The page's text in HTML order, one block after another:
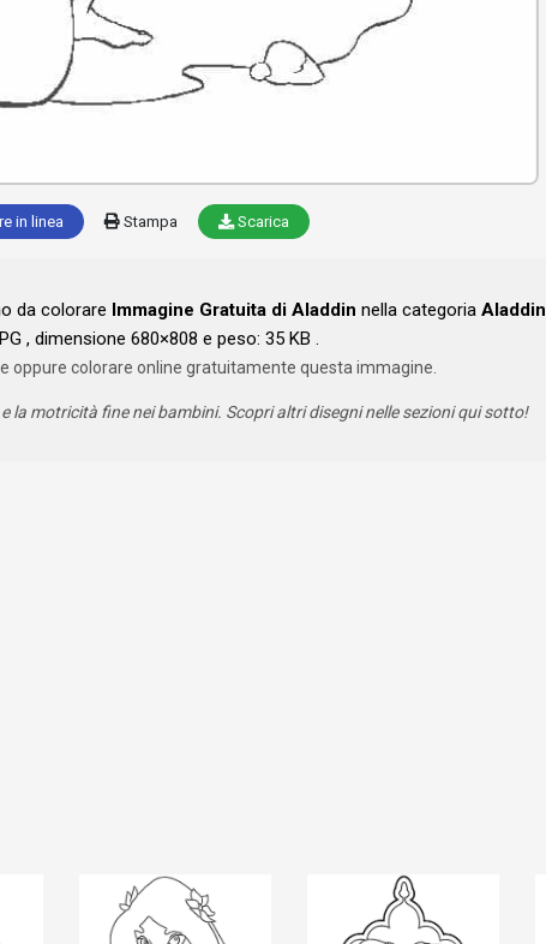
in linea Stampa Scarica
da colorare Immagine Gratuita di Aladdin nella categoria Aladdin
, dimensione 680×808 e peso: 35 KB .
oppure colorare online gratuitamente questa immagine.
la motricità fine nei bambini. Scopri altri disegni nelle sezioni qui sotto!